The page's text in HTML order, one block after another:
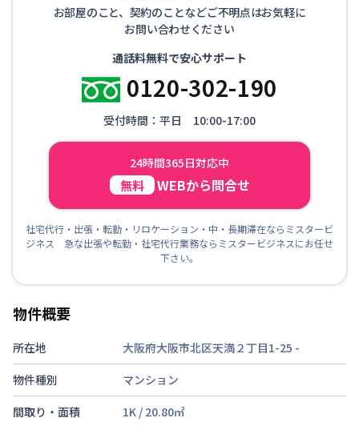
お部屋のこと、契約のことなどご不明点はお気軽に
お問い合わせください
通話料無料で安心サポート
0120-302-190
受付時間：平日 10:00-17:00
24時間365日対応中
無料 WEBから問合せ
社宅代行・出張・転勤・リロケーション・中・長期滞在ならミスタービ
ジネス 急な出張や転勤・社宅代行業務ならミスタービジネスにお任せ
下さい。
物件概要
所在地 大阪府大阪市北区天満２丁目1-25 -
物件種別
マンション
間取り・面積
1K / 20.80㎡